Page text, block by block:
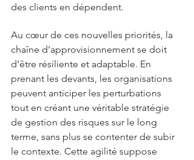
des clients en dépendent.
Au cœur de ces nouvelles priorités, la
chaîne d’approvisionnement se doit
d’être résiliente et adaptable. En
prenant les devants, les organisations
peuvent anticiper les perturbations
tout en créant une véritable stratégie
de gestion des risques sur le long
terme, sans plus se contenter de subir
le contexte. Cette agilité suppose